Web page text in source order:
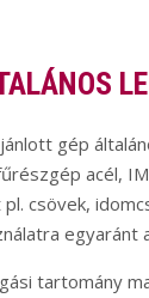
gép
acél,
pl. csövek,
egyaránt
tartomány